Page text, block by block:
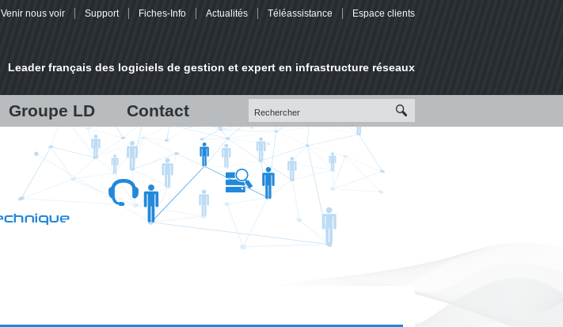
Venir nous voir Support Fiches-Info Actualités Téléassistance Espace clients
Leader français des logiciels de gestion et expert en infrastructure réseaux
Groupe LD
Fiche d'identité
LD Développement
LD Micro
Chiffres et références
Contact
Un projet ?
Venir nous voir